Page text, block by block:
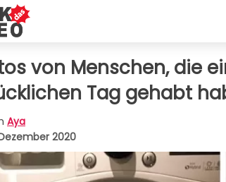
von Menschen, die
Tag gehabt
Aya
2020